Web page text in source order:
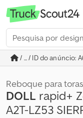
/ ... / ID do anúncio:
Reboque para toras
DOLL rapid+
A2T-LZ53